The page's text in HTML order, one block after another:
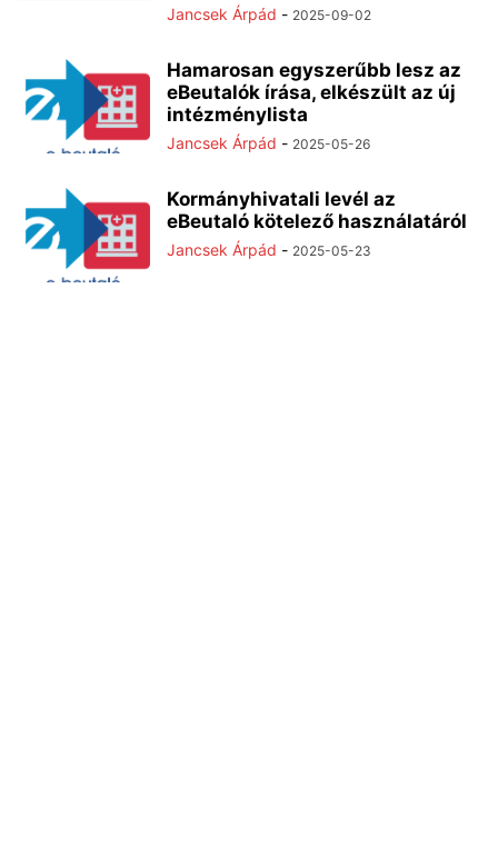
Jancsek Árpád - 2025-09-02
Hamarosan egyszerűbb lesz az
eBeutalók írása, elkészült az új
intézménylista
Jancsek Árpád - 2025-05-26
Kormányhivatali levél az
eBeutaló kötelező használatáról
Jancsek Árpád - 2025-05-23